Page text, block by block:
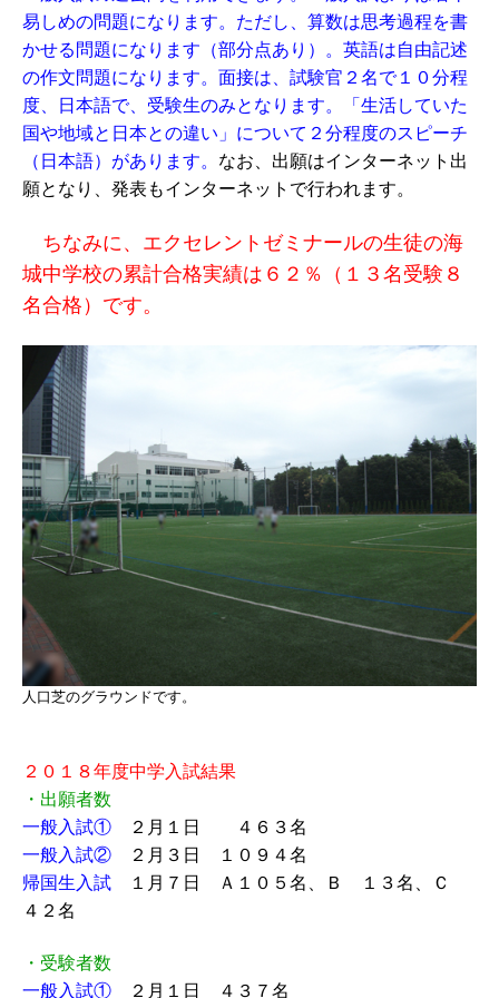
易しめの問題になります。ただし、算数は思考過程を書
かせる問題になります（部分点あり）。英語は自由記述
の作文問題になります。面接は、試験官２名で１０分程
度、日本語で、受験生のみとなります。「生活していた
国や地域と日本との違い」について２分程度のスピーチ
（日本語）があります。 なお、出願はインターネット出
願となり、発表もインターネットで行われます。
ちなみに、エクセレントゼミナールの生徒の海
城中学校の累計合格実績は６２％（１３名受験８
名合格）です。
人口芝のグラウンドです。
２０１８年度中学入試結果
・出願者数
一般入試① ２月１日 ４６３名
一般入試② ２月３日 １０９４名
帰国生入試 １月７日 Ａ１０５名、Ｂ １３名、Ｃ
４２名
・受験者数
一般入試① ２月１日 ４３７名